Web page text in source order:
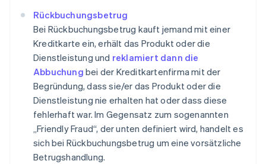
Rückbuchungsbetrug
Bei Rückbuchungsbetrug kauft jemand mit einer
Kreditkarte ein, erhält das Produkt oder die
Dienstleistung und reklamiert dann die
Abbuchung bei der Kreditkartenfirma mit der
Begründung, dass sie/er das Produkt oder die
Dienstleistung nie erhalten hat oder dass diese
fehlerhaft war. Im Gegensatz zum sogenannten
„Friendly Fraud“, der unten definiert wird, handelt es
sich bei Rückbuchungsbetrug um eine vorsätzliche
Betrugshandlung.